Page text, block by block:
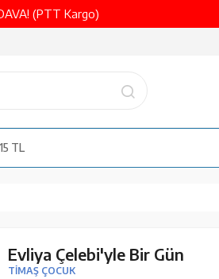
(PTT Kargo)
TL
Evliya Çelebi'yle Bir Gün
TİMAŞ ÇOCUK